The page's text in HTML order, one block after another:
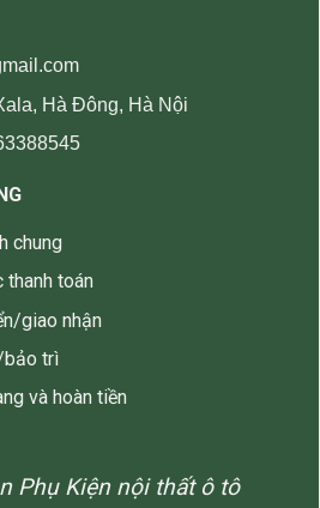
Hà Đông, Hà Nội
chung
thanh toán
giao nhận
bảo trì
và hoàn tiền
Phụ Kiện nội thất ô tô